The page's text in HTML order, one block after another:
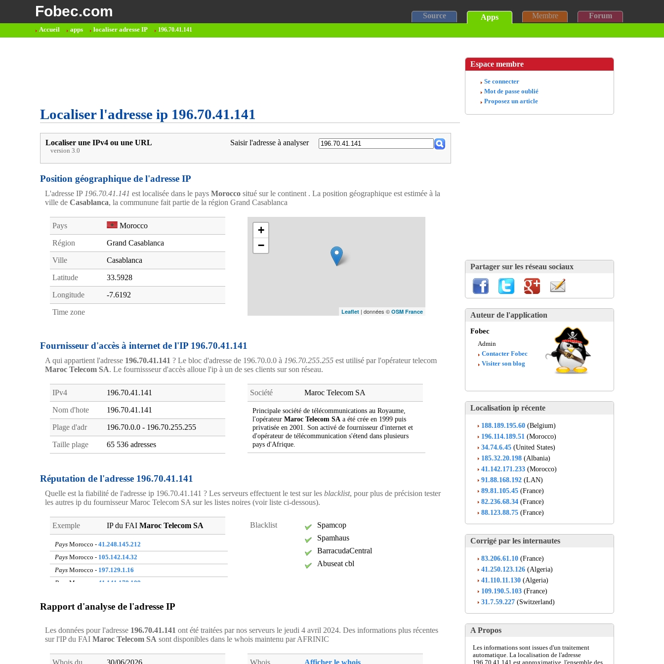
Fobec.com Source Apps Membre Forum
Accueil apps localiser adresse IP 196.70.41.141
Localiser l'adresse ip 196.70.41.141
Localiser une IPv4 ou une URL
version 3.0
Saisir l'adresse à analyser
Position géographique de l'adresse IP
L'adresse IP 196.70.41.141 est localisée dans le pays Morocco situé sur le continent . La position géographique est estimée à la
ville de Casablanca, la communune fait partie de la région Grand Casablanca
Pays Morocco
Région Grand Casablanca
Ville Casablanca
Latitude 33.5928
Longitude -7.6192
Time zone
+
−
Leaflet | données © OSM France
Fournisseur d'accès à internet de l'IP 196.70.41.141
A qui appartient l'adresse 196.70.41.141 ? Le bloc d'adresse de 196.70.0.0 à 196.70.255.255 est utilisé par l'opérateur telecom
Maroc Telecom SA. Le fournissseur d'accès alloue l'ip à un de ses clients sur son réseau.
IPv4 196.70.41.141
Nom d'hote 196.70.41.141
Plage d'adr 196.70.0.0 - 196.70.255.255
Taille plage 65 536 adresses
Société Maroc Telecom SA
Principale société de télécommunications au Royaume,
l'opérateur Maroc Telecom SA a été crée en 1999 puis
privatisée en 2001. Son activé de fournisseur d'internet et
d'opérateur de télécommunication s'étend dans plusieurs
pays d'Afrique.
Réputation de l'adresse 196.70.41.141
Quelle est la fiabilité de l'adresse ip 196.70.41.141 ? Les serveurs effectuent le test sur les blacklist, pour plus de précision tester
les autres ip du fournisseur Maroc Telecom SA sur les listes noires (voir liste ci-dessous).
Exemple IP du FAI Maroc Telecom SA
Pays Morocco - 41.248.145.212
Pays Morocco - 105.142.14.32
Pays Morocco - 197.129.1.16
Pays Morocco -
41.141.178.109
PaysMorocco -105.158.147.236
PaysMorocco -105.155.160.229
PaysMorocco - 196.206.210.216
Blacklist
Spamcop
Spamhaus
BarracudaCentral
Abuseat cbl
Rapport d'analyse de l'adresse IP
Les données pour l'adresse 196.70.41.141 ont été traitées par nos serveurs le jeudi 4 avril 2024. Des informations plus récentes
sur l'IP du FAI Maroc Telecom SA sont disponibles dans le whois maintenu par AFRINIC
Espace membre
Se connecter
Mot de passe oublié
Proposez un article
Partager sur les réseau sociaux
Auteur de l'application
Fobec
Admin
Contacter Fobec
Visiter son blog
Localisation ip récente
188.189.195.60 (Belgium)
196.114.189.51 (Morocco)
34.74.6.45 (United States)
185.32.20.198 (Albania)
41.142.171.233 (Morocco)
91.88.168.192 (LAN)
89.81.105.45 (France)
82.236.68.34 (France)
88.123.88.75 (France)
Corrigé par les internautes
83.206.61.10 (France)
41.250.123.126 (Algeria)
41.110.11.130 (Algeria)
109.190.5.103 (France)
31.7.59.227 (Switzerland)
A Propos
Les informations sont issues d'un traitement
automatique. La localisation de l'adresse
196.70.41.141 est approximative, l'ensemble des